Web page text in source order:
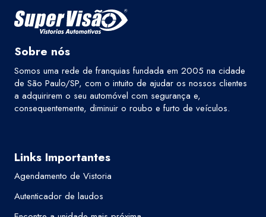
Sobre nós
Somos uma rede de franquias fundada em 2005 na cidade
de São Paulo/SP, com o intuito de ajudar os nossos clientes
a adquirirem o seu automóvel com segurança e,
consequentemente, diminuir o roubo e furto de veículos.
Links Importantes
Agendamento de Vistoria
Autenticador de laudos